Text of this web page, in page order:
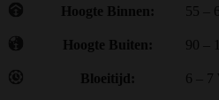
Hoogte Binnen: 55 –
Hoogte Buiten: 90 –
Bloeitijd: 6 – 7